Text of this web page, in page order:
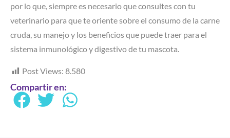
por lo que, siempre es necesario que consultes con tu
veterinario para que te oriente sobre el consumo de la carne
cruda, su manejo y los beneficios que puede traer para el
sistema inmunológico y digestivo de tu mascota.
Post Views: 8.580
Compartir en: